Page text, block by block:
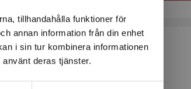
tillhandahålla funktioner för
annan information från din enhet
i sin tur kombinera informationen
deras tjänster.
en